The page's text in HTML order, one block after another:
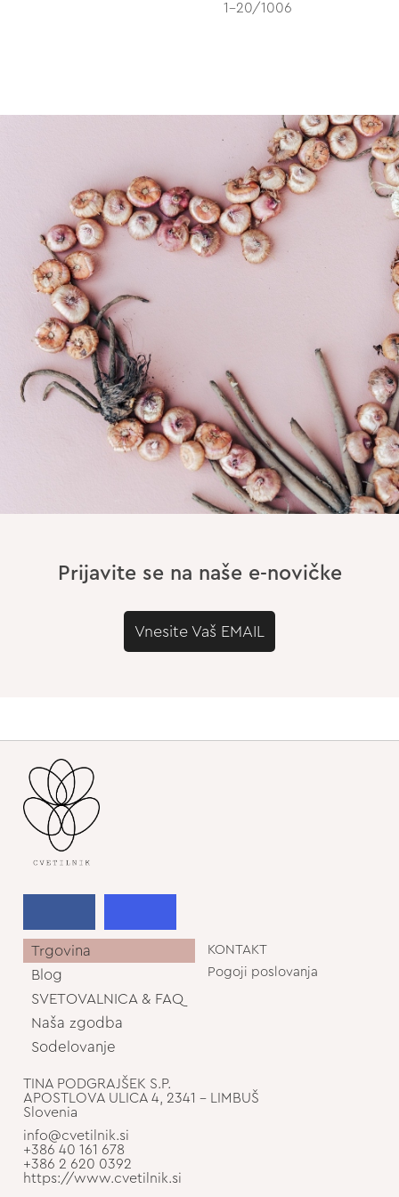
1-20/1006
Prijavite se na naše e-novičke
Vnesite Vaš EMAIL
Trgovina
Blog
SVETOVALNICA & FAQ
Naša zgodba
Sodelovanje
KONTAKT
Pogoji poslovanja
TINA PODGRAJŠEK S.P.
APOSTLOVA ULICA 4, 2341 - LIMBUŠ
Slovenia
info@cvetilnik.si
+386 40 161 678
+386 2 620 0392
https://www.cvetilnik.si